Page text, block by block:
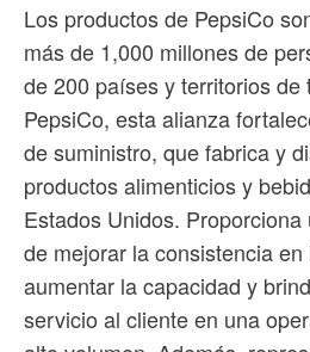
Los productos de PepsiCo
más de 1,000 millones de
de 200 países y territorios de
PepsiCo, esta alianza
de suministro, que fabrica y
productos alimenticios y
Estados Unidos.
de mejorar la consistencia
aumentar la capacidad y
servicio al cliente en una